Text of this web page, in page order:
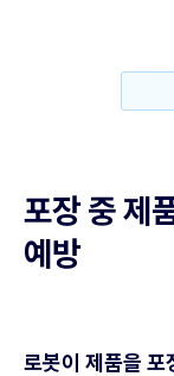
포장 중 제
예방
로봇이 제품을 포